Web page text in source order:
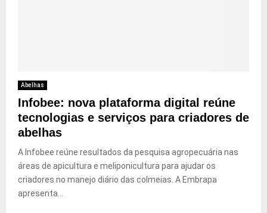
Abelhas
Infobee: nova plataforma digital reúne
tecnologias e serviços para criadores de
abelhas
A Infobee reúne resultados da pesquisa agropecuária nas
áreas de apicultura e meliponicultura para ajudar os
criadores no manejo diário das colmeias. A Embrapa
apresenta...